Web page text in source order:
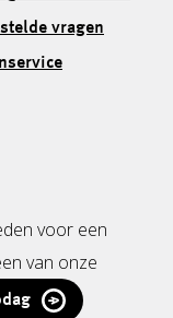
vragen
voor een
van onze